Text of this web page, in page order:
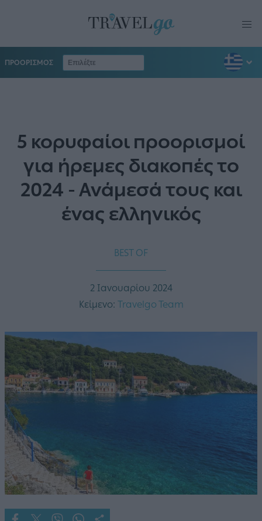
ΠΡΟΟΡΙΣΜΟΣ
5 κορυφαίοι προορισμοί
για ήρεμες διακοπές το
2024 - Ανάμεσά τους και
ένας ελληνικός
BEST OF
2 Ιανουαρίου 2024
Κείμενο: Travelgo Team